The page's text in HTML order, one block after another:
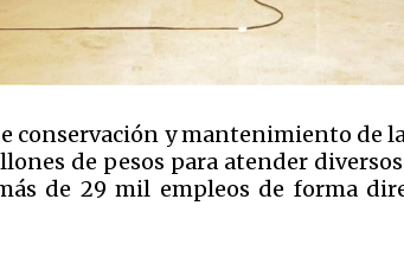
conservación y mantenimiento de
de pesos para atender
de 29 mil empleos de forma